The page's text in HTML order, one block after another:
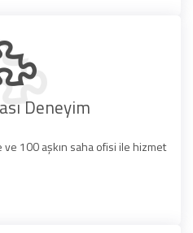
Deneyim
ve 100 aşkın saha ofisi ile hizmet